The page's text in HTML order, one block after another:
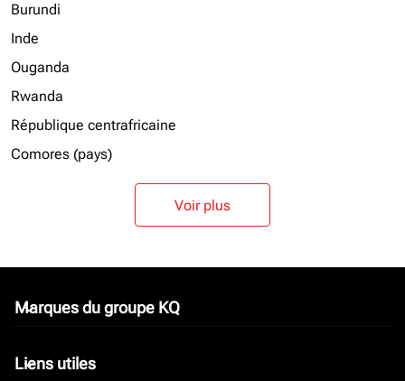
Burundi
Inde
Ouganda
Rwanda
République centrafricaine
Comores (pays)
Voir plus
Marques du groupe KQ
keyboard_arrow_down
Liens utiles
keyboard_arrow_down